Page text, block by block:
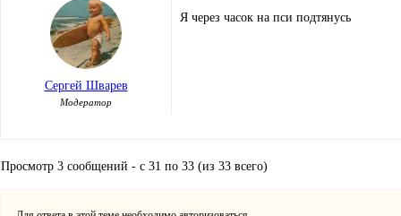
Сергей Шварев
Модератор
Я через часок на пси подтянусь
Просмотр 3 сообщений - с 31 по 33 (из 33 всего)